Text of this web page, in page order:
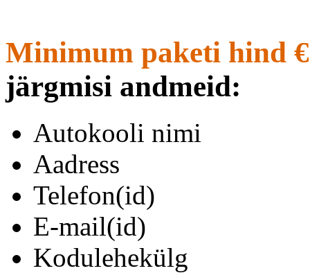
Minimum paketi hind
järgmisi andmeid:
Autokooli nimi
Aadress
Telefon(id)
E-mail(id)
Kodulehekülg